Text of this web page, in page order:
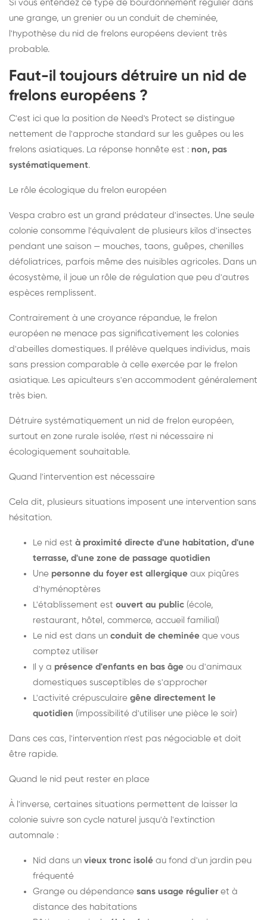
Si vous entendez ce type de bourdonnement régulier dans
une grange, un grenier ou un conduit de cheminée,
l'hypothèse du nid de frelons européens devient très
probable.
Faut-il toujours détruire un nid de
frelons européens ?
C'est ici que la position de Need's Protect se distingue
nettement de l'approche standard sur les guêpes ou les
frelons asiatiques. La réponse honnête est : non, pas
systématiquement.
Le rôle écologique du frelon européen
Vespa crabro est un grand prédateur d'insectes. Une seule
colonie consomme l'équivalent de plusieurs kilos d'insectes
pendant une saison — mouches, taons, guêpes, chenilles
défoliatrices, parfois même des nuisibles agricoles. Dans un
écosystème, il joue un rôle de régulation que peu d'autres
espèces remplissent.
Contrairement à une croyance répandue, le frelon
européen ne menace pas significativement les colonies
d'abeilles domestiques. Il prélève quelques individus, mais
sans pression comparable à celle exercée par le frelon
asiatique. Les apiculteurs s'en accommodent généralement
très bien.
Détruire systématiquement un nid de frelon européen,
surtout en zone rurale isolée, n'est ni nécessaire ni
écologiquement souhaitable.
Quand l'intervention est nécessaire
Cela dit, plusieurs situations imposent une intervention sans
hésitation.
Le nid est à proximité directe d'une habitation, d'une
terrasse, d'une zone de passage quotidien
Une personne du foyer est allergique aux piqûres
d'hyménoptères
L'établissement est ouvert au public (école,
restaurant, hôtel, commerce, accueil familial)
Le nid est dans un conduit de cheminée que vous
comptez utiliser
Il y a présence d'enfants en bas âge ou d'animaux
domestiques susceptibles de s'approcher
L'activité crépusculaire gêne directement le
quotidien (impossibilité d'utiliser une pièce le soir)
Dans ces cas, l'intervention n'est pas négociable et doit
être rapide.
Quand le nid peut rester en place
À l'inverse, certaines situations permettent de laisser la
colonie suivre son cycle naturel jusqu'à l'extinction
automnale :
Nid dans un vieux tronc isolé au fond d'un jardin peu
fréquenté
Grange ou dépendance sans usage régulier et à
distance des habitations